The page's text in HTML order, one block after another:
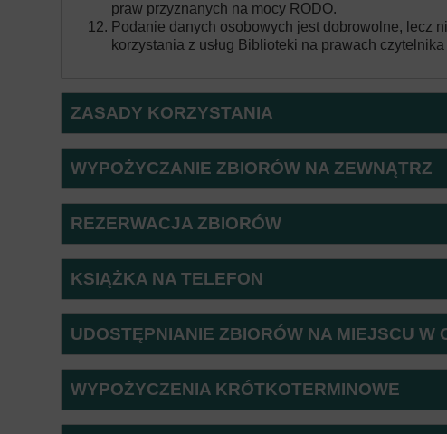
praw przyznanych na mocy RODO.
Podanie danych osobowych jest dobrowolne, lecz
korzystania z usług Biblioteki na prawach
ZASADY KORZYSTANIA
WYPOŻYCZANIE ZBIORÓW NA ZEWNĄTRZ
REZERWACJA ZBIORÓW
KSIĄŻKA NA TELEFON
UDOSTĘPNIANIE ZBIORÓW NA MIEJSCU W
WYPOŻYCZENIA KRÓTKOTERMINOWE